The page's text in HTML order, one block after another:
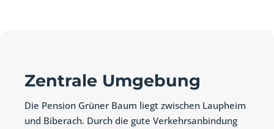
Zentrale Umgebung
Die Pension Grüner Baum liegt zwischen Laupheim
und Biberach. Durch die gute Verkehrsanbindung